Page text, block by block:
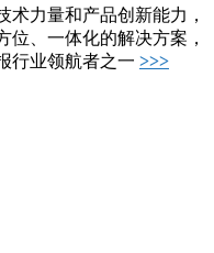
术力量和产品创新能力，
位、一体化的解决方案，
行业领航者之一 >>>